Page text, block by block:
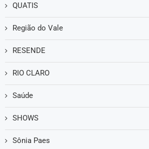
QUATIS
Região do Vale
RESENDE
RIO CLARO
Saúde
SHOWS
Sônia Paes